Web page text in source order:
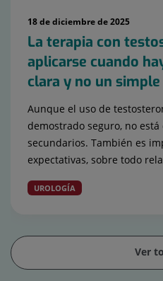
18 de diciembre de 2025
La terapia con
aplicarse cuando
clara y no un
Aunque el uso de
demostrado seguro, no
secundarios. También es
expectativas, sobre todo
UROLOGÍA
Ver